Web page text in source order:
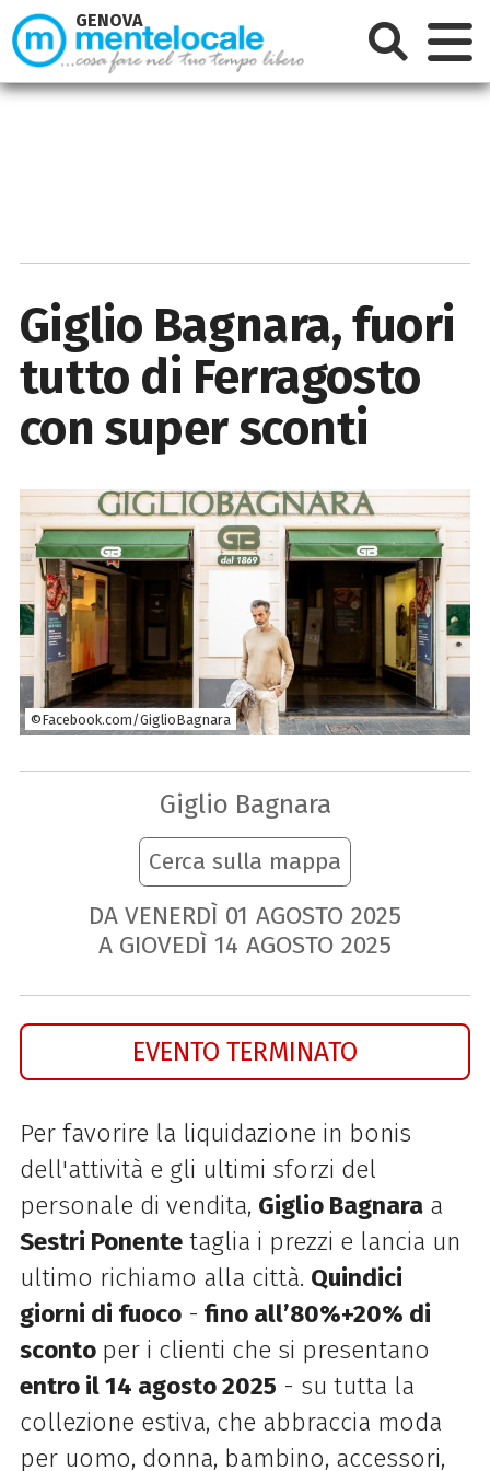
Giglio Bagnara, fuori
tutto di Ferragosto
con super sconti
©Facebook.com/GiglioBagnara
Giglio Bagnara
Cerca sulla mappa
DA VENERDÌ 01 AGOSTO 2025
A GIOVEDÌ 14 AGOSTO 2025
EVENTO TERMINATO
Per favorire la liquidazione in bonis
dell'attività e gli ultimi sforzi del
personale di vendita, Giglio Bagnaraa
Sestri Ponentetaglia i prezzi e lancia un
ultimo richiamo alla città. Quindici
giorni di fuoco- fino all’80%+20% di
sconto per i clienti che si presentano
entro il 14 agosto 2025 - su tutta la
collezione estiva, che abbraccia moda
per uomo, donna, bambino, accessori,
GENOVA